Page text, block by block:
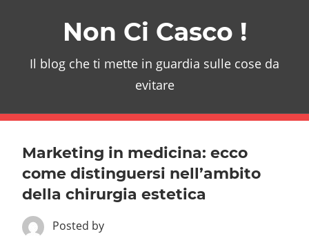
Non Ci Casco !
Il blog che ti mette in guardia sulle cose da
evitare
Marketing in medicina: ecco
come distinguersi nell’ambito
della chirurgia estetica
Posted by